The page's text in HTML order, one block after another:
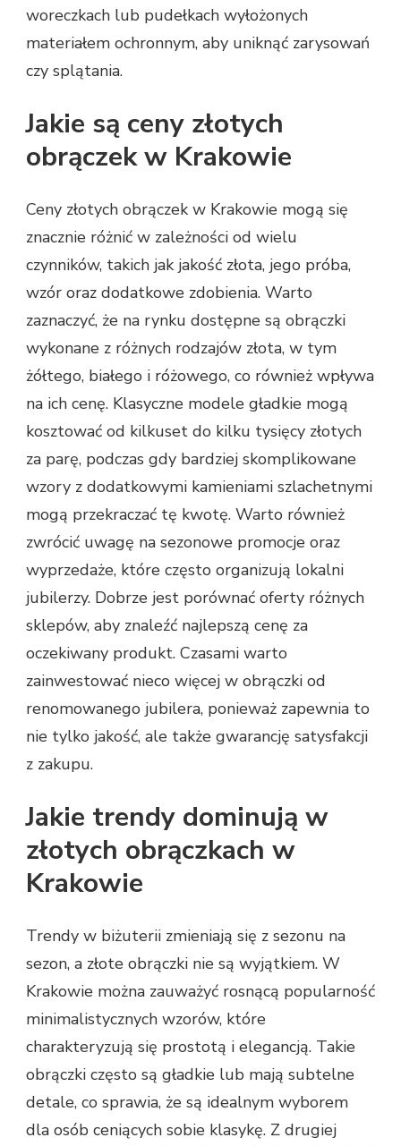
woreczkach lub pudełkach wyłożonych
materiałem ochronnym, aby uniknąć zarysowań
czy splątania.
Jakie są ceny złotych
obrączek w Krakowie
Ceny złotych obrączek w Krakowie mogą się
znacznie różnić w zależności od wielu
czynników, takich jak jakość złota, jego próba,
wzór oraz dodatkowe zdobienia. Warto
zaznaczyć, że na rynku dostępne są obrączki
wykonane z różnych rodzajów złota, w tym
żółtego, białego i różowego, co również wpływa
na ich cenę. Klasyczne modele gładkie mogą
kosztować od kilkuset do kilku tysięcy złotych
za parę, podczas gdy bardziej skomplikowane
wzory z dodatkowymi kamieniami szlachetnymi
mogą przekraczać tę kwotę. Warto również
zwrócić uwagę na sezonowe promocje oraz
wyprzedaże, które często organizują lokalni
jubilerzy. Dobrze jest porównać oferty różnych
sklepów, aby znaleźć najlepszą cenę za
oczekiwany produkt. Czasami warto
zainwestować nieco więcej w obrączki od
renomowanego jubilera, ponieważ zapewnia to
nie tylko jakość, ale także gwarancję satysfakcji
z zakupu.
Jakie trendy dominują w
złotych obrączkach w
Krakowie
Trendy w biżuterii zmieniają się z sezonu na
sezon, a złote obrączki nie są wyjątkiem. W
Krakowie można zauważyć rosnącą popularność
minimalistycznych wzorów, które
charakteryzują się prostotą i elegancją. Takie
obrączki często są gładkie lub mają subtelne
detale, co sprawia, że są idealnym wyborem
dla osób ceniących sobie klasykę. Z drugiej